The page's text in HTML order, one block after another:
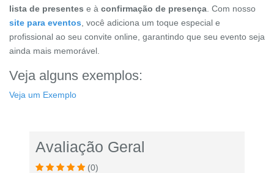
lista de presentes e à confirmação de presença . Com nosso
site para eventos , você adiciona um toque especial e
profissional ao seu convite online, garantindo que seu evento seja
ainda mais memorável.
Veja alguns exemplos:
Veja um Exemplo
Avaliação Geral
(0)